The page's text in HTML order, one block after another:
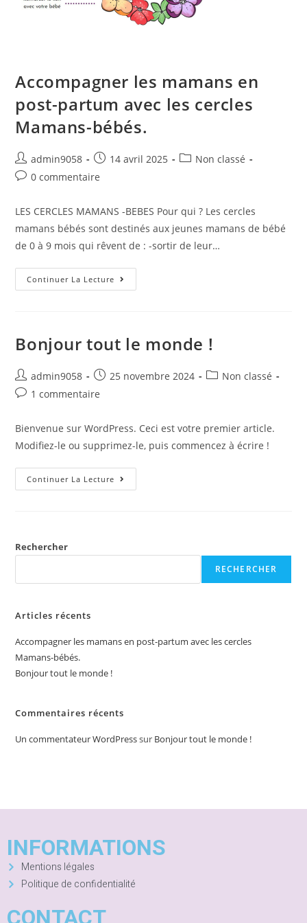
Accompagner les mamans en
post-partum avec les cercles
Mamans-bébés.
admin9058 14 avril 2025
Non classé
0 commentaire
LES CERCLES MAMANS -BEBES Pour qui ? Les cercles
mamans bébés sont destinés aux jeunes mamans de bébé
de 0 à 9 mois qui rêvent de : -sortir de leur…
Continuer La Lecture
Bonjour tout le monde !
admin9058 25 novembre 2024
Non classé
1 commentaire
Bienvenue sur WordPress. Ceci est votre premier article.
Modifiez-le ou supprimez-le, puis commencez à écrire !
Continuer La Lecture
Rechercher
RECHERCHER
Articles récents
Accompagner les mamans en post-partum avec les cercles
Mamans-bébés.
Bonjour tout le monde !
Commentaires récents
Un commentateur WordPresssur Bonjour tout le monde !
INFORMATIONS
Mentions légales
Politique de confidentialité
CONTACT